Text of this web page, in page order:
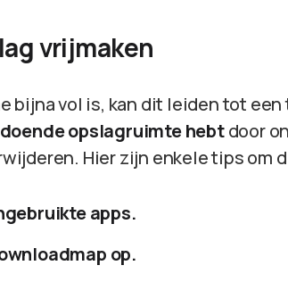
vrijmaken
bijna vol is, kan dit leiden tot
opslagruimte hebtdoor
Hier zijn enkele tips om
apps.
op.